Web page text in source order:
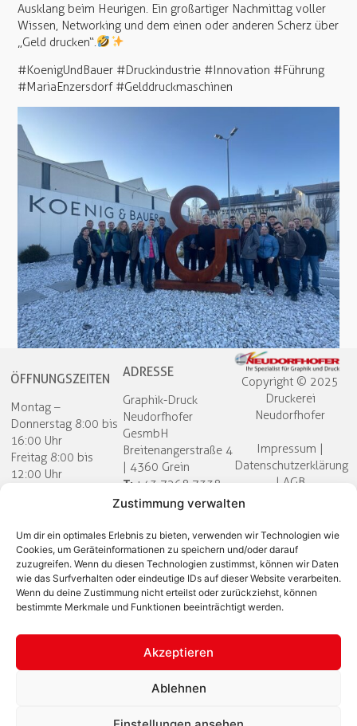
Zustimmung verwalten
Um dir ein optimales Erlebnis zu bieten, verwenden wir Technologien wie
Cookies, um Geräteinformationen zu speichern und/oder darauf
zuzugreifen. Wenn du diesen Technologien zustimmst, können wir Daten
wie das Surfverhalten oder eindeutige IDs auf dieser Website verarbeiten.
Wenn du deine Zustimmung nicht erteilst oder zurückziehst, können
bestimmte Merkmale und Funktionen beeinträchtigt werden.
Akzeptieren
Ablehnen
Ausklang beim Heurigen. Ein großartiger Nachmittag voller
Wissen, Networking und dem einen oder anderen Scherz über
„Geld drucken“.
#KoenigUndBauer #Druckindustrie #Innovation #Führung
#MariaEnzersdorf #Gelddruckmaschinen
ÖFFNUNGSZEITEN
Montag –
Donnerstag 8:00 bis
16:00 Uhr
Freitag 8:00 bis
12:00 Uhr
Termine gerne auch
Öffnungszeiten nach
telefonischer
Vereinbarung!
Copyright © 2025
Druckerei
Neudorfhofer​
Impressum |
Datenschutzerklärung
| AGB
ADRESSE
Graphik-Druck
Neudorfhofer
GesmbH
Breitenangerstraße 4
| 4360 Grein
T: +43 7268 7338
E: